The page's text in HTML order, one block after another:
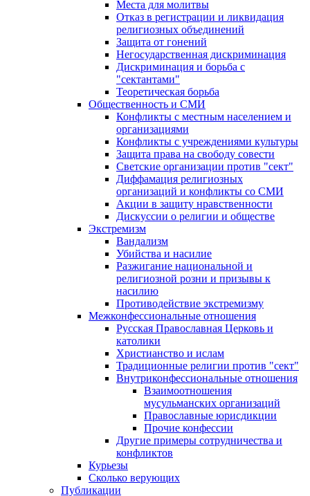
Места для молитвы
Отказ в регистрации и ликвидация
религиозных объединений
Защита от гонений
Негосударственная дискриминация
Дискриминация и борьба с
"сектантами"
Теоретическая борьба
Общественность и СМИ
Конфликты с местным населением и
организациями
Конфликты с учреждениями культуры
Защита права на свободу совести
Светские организации против "сект"
Диффамация религиозных
организаций и конфликты со СМИ
Акции в защиту нравственности
Дискуссии о религии и обществе
Экстремизм
Вандализм
Убийства и насилие
Разжигание национальной и
религиозной розни и призывы к
насилию
Противодействие экстремизму
Межконфессиональные отношения
Русская Православная Церковь и
католики
Христианство и ислам
Традиционные религии против "сект"
Внутриконфессиональные отношения
Взаимоотношения
мусульманских организаций
Православные юрисдикции
Прочие конфессии
Другие примеры сотрудничества и
конфликтов
Курьезы
Сколько верующих
Публикации